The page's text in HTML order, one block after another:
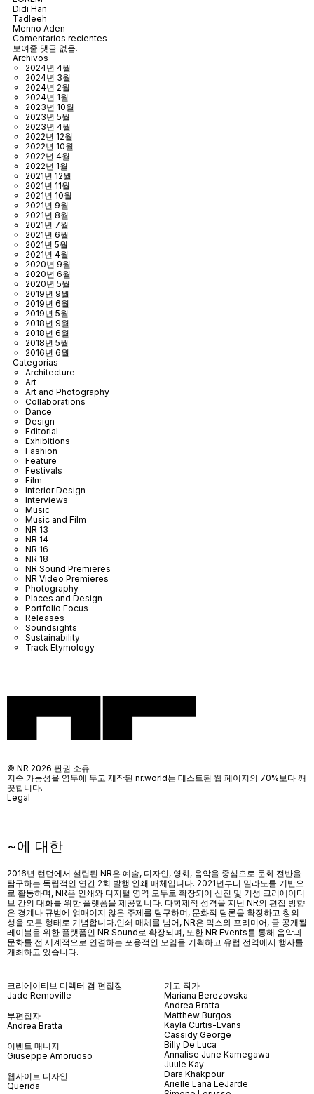
Didi Han
Tadleeh
Menno Aden
Comentarios recientes
보여줄 댓글 없음.
Archivos
2024년 4월
2024년 3월
2024년 2월
2024년 1월
2023년 10월
2023년 5월
2023년 4월
2022년 12월
2022년 10월
2022년 4월
2022년 1월
2021년 12월
2021년 11월
2021년 10월
2021년 9월
2021년 8월
2021년 7월
2021년 6월
2021년 5월
2021년 4월
2020년 9월
2020년 6월
2020년 5월
2019년 9월
2019년 6월
2019년 5월
2018년 9월
2018년 6월
2018년 5월
2016년 6월
Categorías
Architecture
Art
Art and Photography
Collaborations
Dance
Design
Editorial
Exhibitions
Fashion
Feature
Festivals
Film
Interior Design
Interviews
Music
Music and Film
NR 13
NR 14
NR 16
NR 18
NR Sound Premieres
NR Video Premieres
Photography
Places and Design
Portfolio Focus
Releases
Soundsights
Sustainability
Track Etymology
~에 대한
2016년 런던에서 설립된 NR은 예술, 디자인, 영화, 음악을 중심으로 문화 전반을
탐구하는 독립적인 연간 2회 발행 인쇄 매체입니다. 2021년부터 밀라노를 기반으
로 활동하며, NR은 인쇄와 디지털 영역 모두로 확장되어 신진 및 기성 크리에이티
브 간의 대화를 위한 플랫폼을 제공합니다. 다학제적 성격을 지닌 NR의 편집 방향
은 경계나 규범에 얽매이지 않은 주제를 탐구하며, 문화적 담론을 확장하고 창의
성을 모든 형태로 기념합니다.인쇄 매체를 넘어, NR은 믹스와 프리미어, 곧 공개될
레이블을 위한 플랫폼인 NR Sound로 확장되며, 또한 NR Events를 통해 음악과
문화를 전 세계적으로 연결하는 포용적인 모임을 기획하고 유럽 전역에서 행사를
개최하고 있습니다.
크리에이티브 디렉터 겸 편집장
Jade Removille
부편집자
Andrea Bratta
이벤트 매니저
Giuseppe Amoruoso
웹사이트 디자인
Querida
기고 작가
Mariana Berezovska
Andrea Bratta
Matthew Burgos
Kayla Curtis-Evans
Cassidy George
Billy De Luca
Annalise June Kamegawa
Juule Kay
Dara Khakpour
Arielle Lana LeJarde
© NR 2026 판권 소유
지속 가능성을 염두에 두고 제작된 nr.world는 테스트된 웹 페이지의 70%보다 깨
끗합니다.
Legal